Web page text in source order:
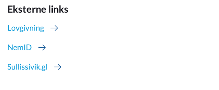
Eksterne links
Lovgivning
NemID
Sullissivik.gl